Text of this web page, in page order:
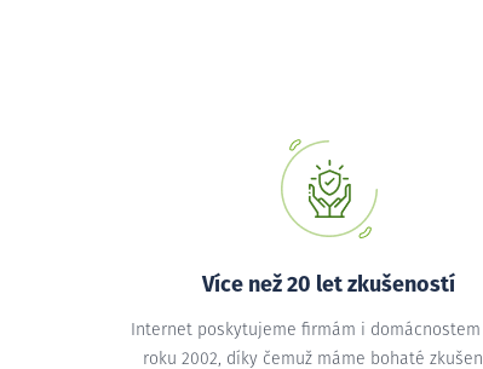
Více než 20 let zkušeností
Internet poskytujeme firmám i domácnostem
roku 2002, díky čemuž máme bohaté